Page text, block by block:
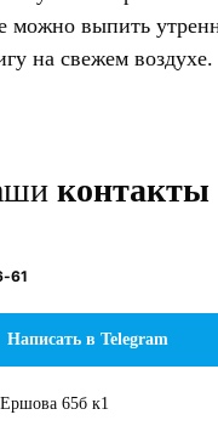
можно выпить
на свежем воздухе.
контакты
61
Написать в Telegram
65б к1